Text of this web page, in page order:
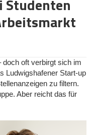
die Sportboot-
Studenten
doch oft verbirgt sich im
Ludwigshafener Start-up
zu filtern.
Aber reicht das für